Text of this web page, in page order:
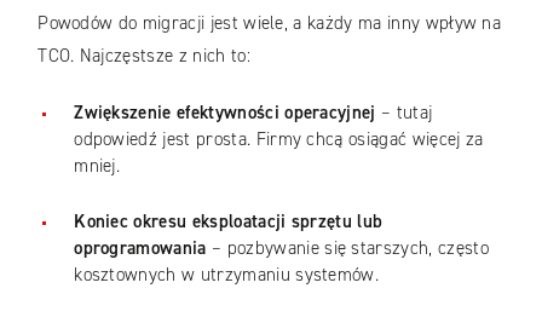
Powodów do migracji jest wiele, a każdy ma inny wpływ na
TCO. Najczęstsze z nich to:
Zwiększenie efektywności operacyjnej – tutaj
odpowiedź jest prosta. Firmy chcą osiągać więcej za
mniej.
Koniec okresu eksploatacji sprzętu lub
oprogramowania – pozbywanie się starszych, często
kosztownych w utrzymaniu systemów.